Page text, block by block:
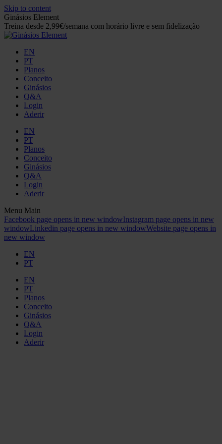
Skip to content
Ginásios Element
Treina desde 2,99€/semana com horário livre e sem fidelização
EN
PT
Planos
Conceito
Ginásios
Q&A
Login
Aderir
EN
PT
Planos
Conceito
Ginásios
Q&A
Login
Aderir
Menu Main
Facebook page opens in new windowInstagram page opens in new
windowLinkedin page opens in new windowWebsite page opens in
new window
EN
PT
EN
PT
Planos
Conceito
Ginásios
Q&A
Login
Aderir